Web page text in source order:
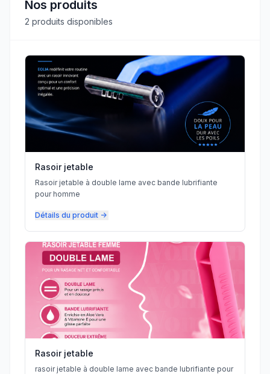
Nos produits
2 produits disponibles
Rasoir jetable
Rasoir jetable à double lame avec bande lubrifiante
pour homme
Détails du produit ->
Rasoir jetable
rasoir jetable à double lame avec bande lubrifiante pour